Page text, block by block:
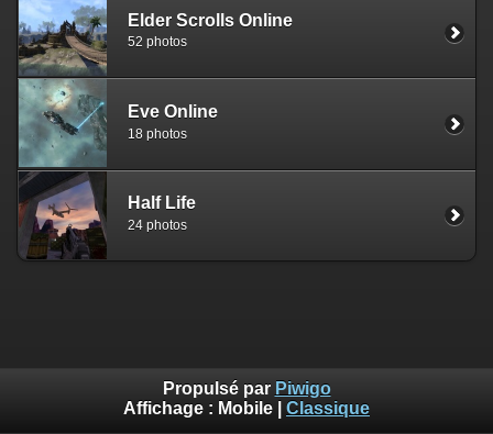
Elder Scrolls Online
52 photos
Eve Online
18 photos
Half Life
24 photos
Propulsé par Piwigo
Affichage : Mobile Classique